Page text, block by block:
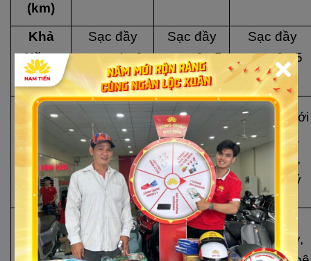
(km)
Khả
Năng
Sạc
Sạc đầy
trong 4 - 6
giờ
Sạc đầy
trong 3 - 5
giờ
Sạc đầy
trong 3 - 5
giờ
Điểm
Nổi Bật
Thiết kế
châu Âu
sang trọng,
động cơ
mạnh mẽ
Tiết kiệm
điện năng,
thân thiện
với người
sử dụng
Phù hợp với
học sinh,
sinh viên,
giá hợp lý
Tính
Phanh đĩa,
hệ thống
Phanh đĩa,
đèn LED,
Phanh cơ,